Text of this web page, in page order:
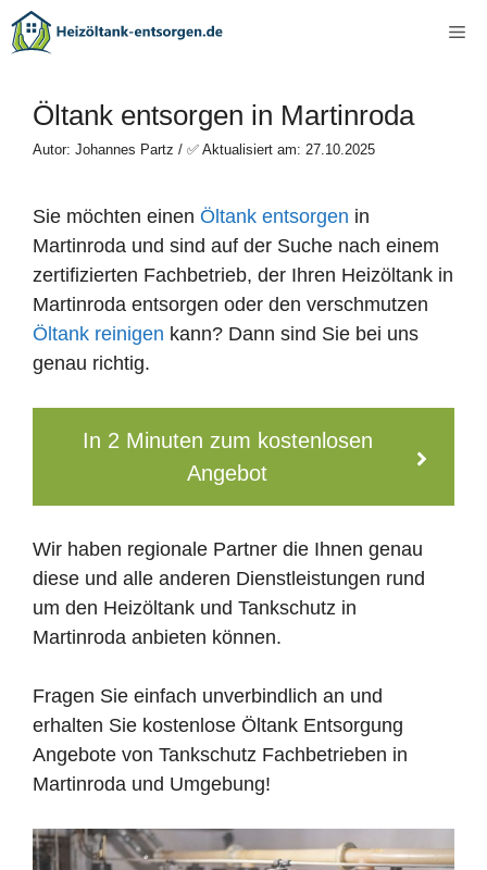
Zum
Inhalt
Öltank entsorgen in Martinroda
Autor: Johannes Partz / ✅ Aktualisiert am: 27.10.2025
Sie möchten einen Öltank entsorgen in
Martinroda und sind auf der Suche nach einem
zertifizierten Fachbetrieb, der Ihren Heizöltank in
Martinroda entsorgen oder den verschmutzen
Öltank reinigen kann? Dann sind Sie bei uns
genau richtig.
In 2 Minuten zum kostenlosen
Angebot
Wir haben regionale Partner die Ihnen genau
diese und alle anderen Dienstleistungen rund
um den Heizöltank und Tankschutz in
Martinroda anbieten können.
Fragen Sie einfach unverbindlich an und
erhalten Sie kostenlose Öltank Entsorgung
Angebote von Tankschutz Fachbetrieben in
Martinroda und Umgebung!